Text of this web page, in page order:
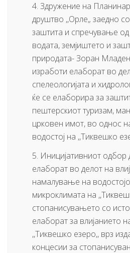
4. Здружение на
друштво ,,Орле„ заедно
заштита и спречување
водата, земјиштето и
природата- Зоран
изработи елаборат во
спелеологијата и
ќе се елаборира за
пештерскиот туризам,
црковен имот, во однос
водостој на ,,Тиквешко
5. Иницијативниот одбор
елаборат во делот на
намалување на
микроклимата на
стопанисувањето со
елаборат за влијанието
,,Тиквешко езеро,, врз
концесии за